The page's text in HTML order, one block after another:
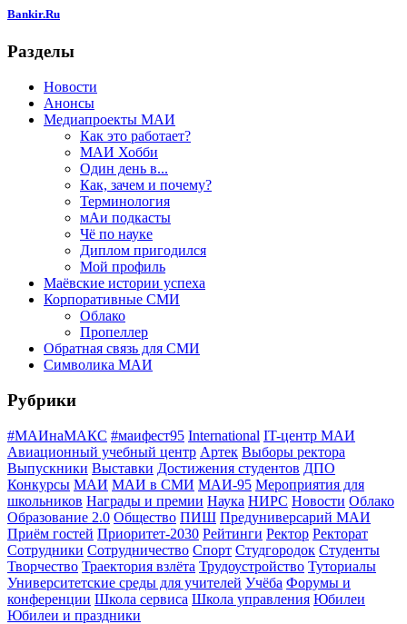
Bankir.Ru
Разделы
Новости
Анонсы
Медиапроекты МАИ
Как это работает?
МАИ Хобби
Один день в...
Как, зачем и почему?
Терминология
мАи подкасты
Чё по науке
Диплом пригодился
Мой профиль
Маёвские истории успеха
Корпоративные СМИ
Облако
Пропеллер
Обратная связь для СМИ
Символика МАИ
Рубрики
#МАИнаМАКС #маифест95 International IT-центр МАИ
Авиационный учебный центр Артек Выборы ректора
Выпускники Выставки Достижения студентов ДПО
Конкурсы МАИ МАИ в СМИ МАИ-95 Мероприятия для
школьников Награды и премии Наука НИРС Новости Облако
Образование 2.0 Общество ПИШ Предуниверсарий МАИ
Приём гостей Приоритет-2030 Рейтинги Ректор Ректорат
Сотрудники Сотрудничество Спорт Студгородок Студенты
Творчество Траектория взлёта Трудоустройство Туториалы
Университетские среды для учителей Учёба Форумы и
конференции Школа сервиса Школа управления Юбилеи
Юбилеи и праздники